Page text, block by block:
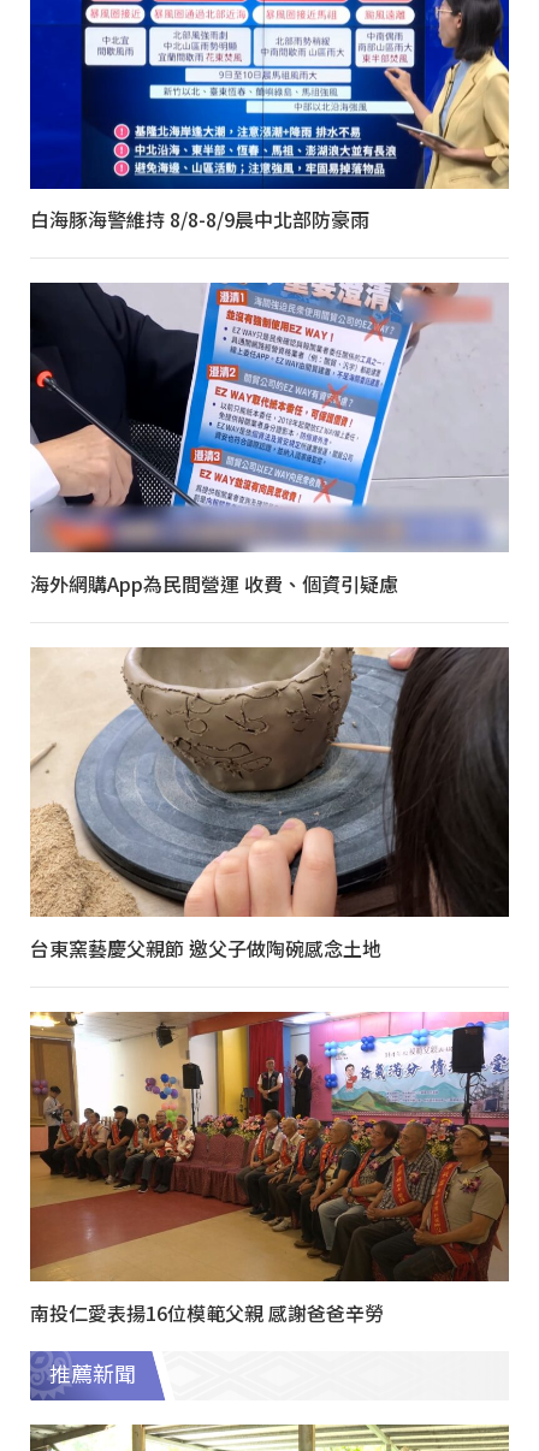
白海豚海警維持 8/8-8/9晨中北部防豪雨
海外網購App為民間營運 收費、個資引疑慮
台東窯藝慶父親節 邀父子做陶碗感念土地
南投仁愛表揚16位模範父親 感謝爸爸辛勞
推薦新聞